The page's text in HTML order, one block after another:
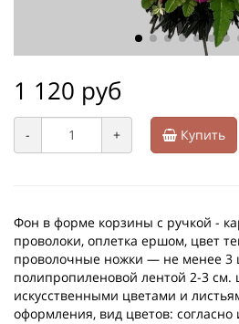
1 120 руб
- + Купить
Фон в форме корзины с ручкой -
проволоки, оплетка ершом, цвет
проволочные ножки — не менее 3
полипропиленовой лентой 2-3
искусственными цветами и
оформления, вид цветов: согласно